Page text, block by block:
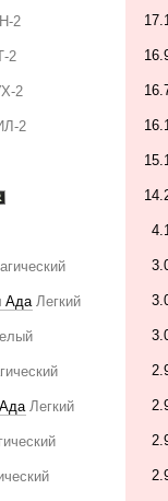
2
2
2
2
Ада Легкий
Легкий